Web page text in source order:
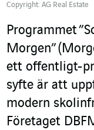
Copyright: AG Real Estate
Programmet
Morgen”
ett offentligt-
syfte är att
modern
Företaget